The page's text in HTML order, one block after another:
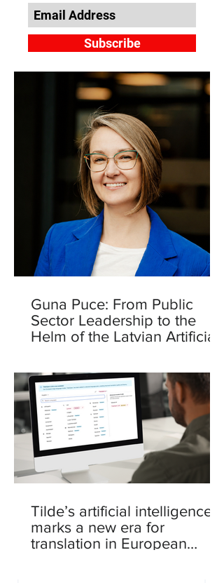
Subscribe
Guna Puce: From Public
Sector Leadership to the
Helm of the Latvian Artificial
Tilde’s artificial intelligence
marks a new era for
translation in European